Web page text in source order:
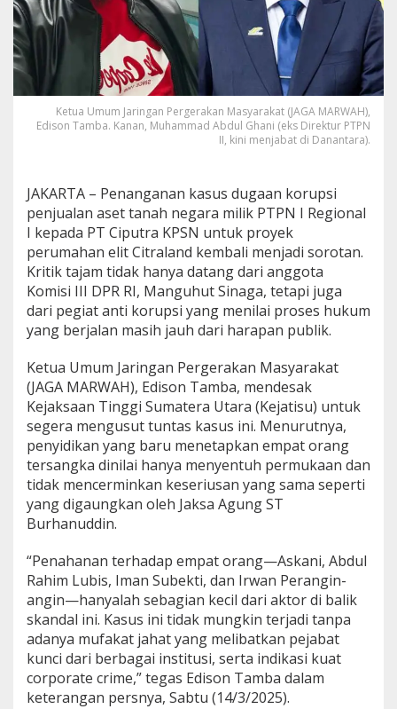
t
i
S
u
m
u
t
T
e
t
e
g
a
s
a
n
J
k
s
a
A
g
u
n
g
B
o
a
r
K
a
s
u
s
C
i
Ketua Umum Jaringan Pergerakan Masyarakat (JAGA MARWAH),
Edison Tamba. Kanan, Muhammad Abdul Ghani (eks Direktur PTPN
II, kini menjabat di Danantara).
JAKARTA – Penanganan kasus dugaan korupsi
penjualan aset tanah negara milik PTPN I Regional
I kepada PT Ciputra KPSN untuk proyek
perumahan elit Citraland kembali menjadi sorotan.
Kritik tajam tidak hanya datang dari anggota
Komisi III DPR RI, Manguhut Sinaga, tetapi juga
dari pegiat anti korupsi yang menilai proses hukum
yang berjalan masih jauh dari harapan publik.
Ketua Umum Jaringan Pergerakan Masyarakat
(JAGA MARWAH), Edison Tamba, mendesak
Kejaksaan Tinggi Sumatera Utara (Kejatisu) untuk
segera mengusut tuntas kasus ini. Menurutnya,
penyidikan yang baru menetapkan empat orang
tersangka dinilai hanya menyentuh permukaan dan
tidak mencerminkan keseriusan yang sama seperti
yang digaungkan oleh Jaksa Agung ST
Burhanuddin.
“Penahanan terhadap empat orang—Askani, Abdul
Rahim Lubis, Iman Subekti, dan Irwan Perangin-
angin—hanyalah sebagian kecil dari aktor di balik
skandal ini. Kasus ini tidak mungkin terjadi tanpa
adanya mufakat jahat yang melibatkan pejabat
kunci dari berbagai institusi, serta indikasi kuat
corporate crime,” tegas Edison Tamba dalam
keterangan persnya, Sabtu (14/3/2025).